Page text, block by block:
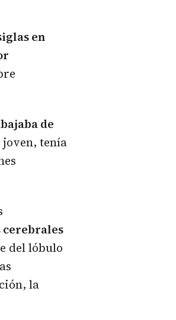
en
de
joven, tenía
del lóbulo
la